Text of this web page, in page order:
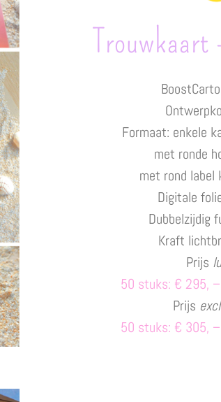
Trouwkaart
Formaat: enkele
met ronde
met rond
Digitale
Dubbelzijdig
Kraft
Prijs
50 stuks: € 295,
Prijs
50 stuks: € 305,